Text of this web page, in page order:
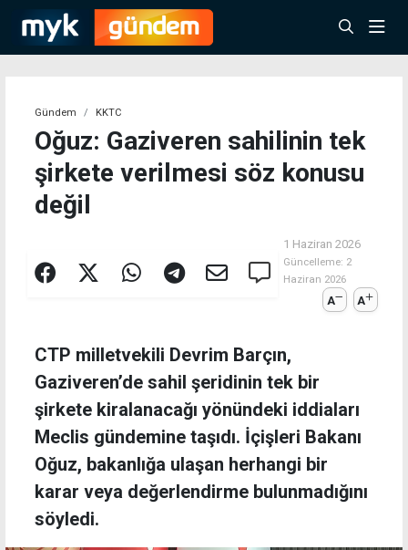
Gündem KKTC
Oğuz: Gaziveren sahilinin tek
şirkete verilmesi söz konusu
değil
1 Haziran 2026
Güncelleme: 2
Haziran 2026
A A
CTP milletvekili Devrim Barçın,
Gaziveren’de sahil şeridinin tek bir
şirkete kiralanacağı yönündeki iddiaları
Meclis gündemine taşıdı. İçişleri Bakanı
Oğuz, bakanlığa ulaşan herhangi bir
karar veya değerlendirme bulunmadığını
söyledi.